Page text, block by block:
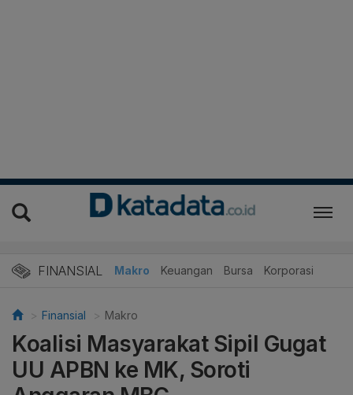
FINANSIAL Makro Keuangan Bursa Korporasi
Finansial Makro
Koalisi Masyarakat Sipil Gugat
UU APBN ke MK, Soroti